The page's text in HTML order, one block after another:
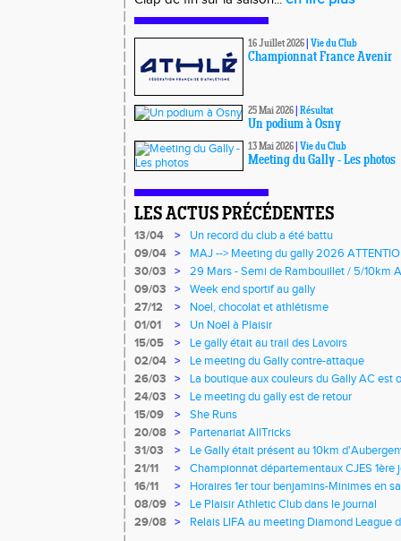
16 Juillet 2026 Vie du Club
Championnat France Avenir
25 Mai 2026 Résultat
Un podium à Osny
13 Mai 2026 Vie du Club
Meeting du Gally - Les photos
LES ACTUS PRÉCÉDENTES
13/04 >
Un record du club a été battu
09/04 >
MAJ --> Meeting du gally 2026
30/03
>
29 Mars - Semi de Rambouillet / 5/10km
09/03
>
Week end sportif au gally
27/12
>
Noel, chocolat et athlétisme
01/01
>
Un Noël à Plaisir
15/05
>
Le gally était au trail des Lavoirs
02/04 >
Le meeting du Gally contre-attaque
26/03
>
La boutique aux couleurs du Gally AC est
24/03
>
Le meeting du gally est de retour
15/09
>
She Runs
20/08 >
Partenariat AllTricks
31/03
>
Le Gally était présent au 10km
21/11
>
Championnat départementaux CJES 1ère
16/11
>
Horaires 1er tour benjamins-Minimes en
08/09 >
Le Plaisir Athletic Club dans le journal
29/08 > Relais LIFA au meeting Diamond League